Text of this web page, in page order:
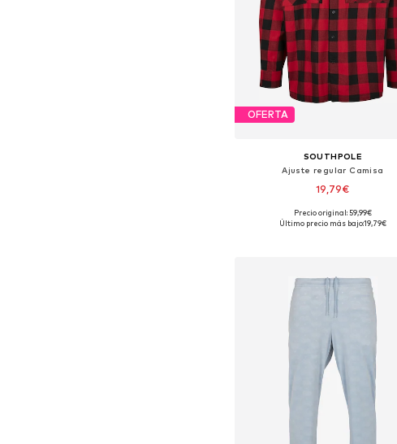
OFERTA
SOUTHPOLE
Ajuste regular Camisa
19,79€
Tallas disponibles: XXL
Precio original: 59,99€
Último precio más bajo:19,79€